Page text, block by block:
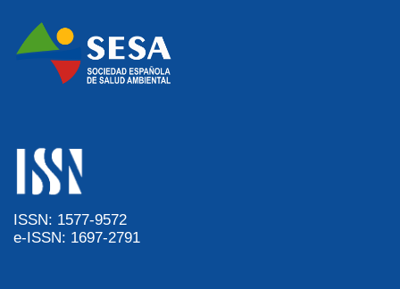
ISSN: 1577-9572
e-ISSN: 1697-2791